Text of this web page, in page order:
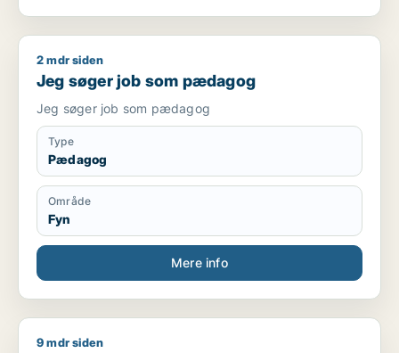
Jeg søger job som pædagog
2 mdr siden
Jeg søger job som pædagog
Jeg søger job som pædagog
Type
Pædagog
Område
Fyn
Mere info
Jeg søger job som kommunikationsmedarbejder /
9 mdr siden